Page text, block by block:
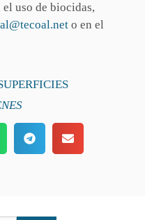
uso de biocidas,
o en el